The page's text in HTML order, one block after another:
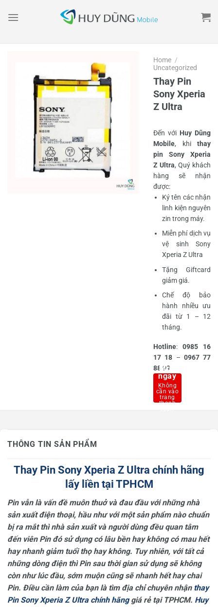
Home /
Uncategorized
Thay Pin
Sony Xperia
Z Ultra
Đến với Huy Dũng
Mobile, khi thay
pin Sony Xperia
Z Ultra, Quý khách
hàng sẽ nhận
được:
Ký tên các nhận
linh kiện nguyên
zin trong máy.
Miễn phí dịch vụ
vệ sinh Sony
Xperia Z Ultra
Tặng Giftcard
giảm giá.
Chế độ bảo
hành nhiều ưu
đãi từ 1 – 12
tháng.
Hotline: 0985 16
17 18 – 0967 77
88 99
Mua
ngay
THÔNG TIN SẢN PHẨM
Thay Pin Sony Xperia Z Ultra chính hãng
lấy liền tại TPHCM
Pin vẫn là vấn đề muôn thuở và đau đầu với những nhà
sản xuất điện thoại, hầu như với một sản phẩm nào chuẩn
bị ra mắt thì nhà sản xuất và người dùng đều quan tâm
đến viên Pin đó sử dụng có lâu bền hay không có mau hết
hay nhanh giảm tuổi thọ hay không. Tuy nhiên, với tất cả
những dòng điện thì Pin sau thời gian sử dụng sẽ không
còn như lúc đầu, sớm muộn cũng sẽ nhanh hết hay chai
Pin. Điều cần làm của bạn là tìm địa chỉ chuyên nhận thay
Pin Sony Xperia Z Ultra chính hãnggiá rẻ tại TPHCM. Huy